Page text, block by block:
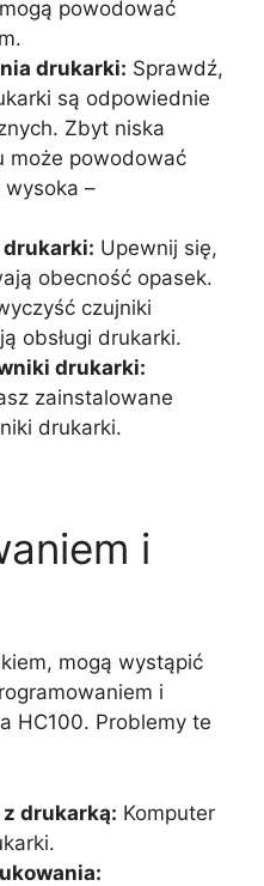
powodować
drukarki: Sprawdź,
są odpowiednie
Zbyt niska
może powodować
–
Upewnij się,
obecność opasek.
czujniki
obsługi drukarki.
drukarki:
zainstalowane
drukarki.
i
mogą wystąpić
i
HC100. Problemy te
drukarką: Komputer